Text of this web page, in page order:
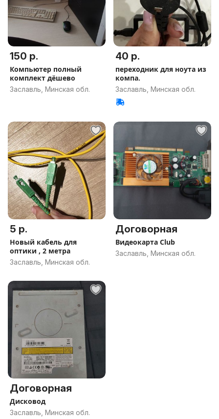
150 р.
Компьютер полный
комплект дёшево
Заславль, Минская обл.
40 р.
переходник для ноута из
компа.
Заславль, Минская обл.
5 р.
Новый кабель для
оптики , 2 метра
Заславль, Минская обл.
Договорная
Видеокарта Club
Заславль, Минская обл.
Договорная
Дисковод
Заславль, Минская обл.